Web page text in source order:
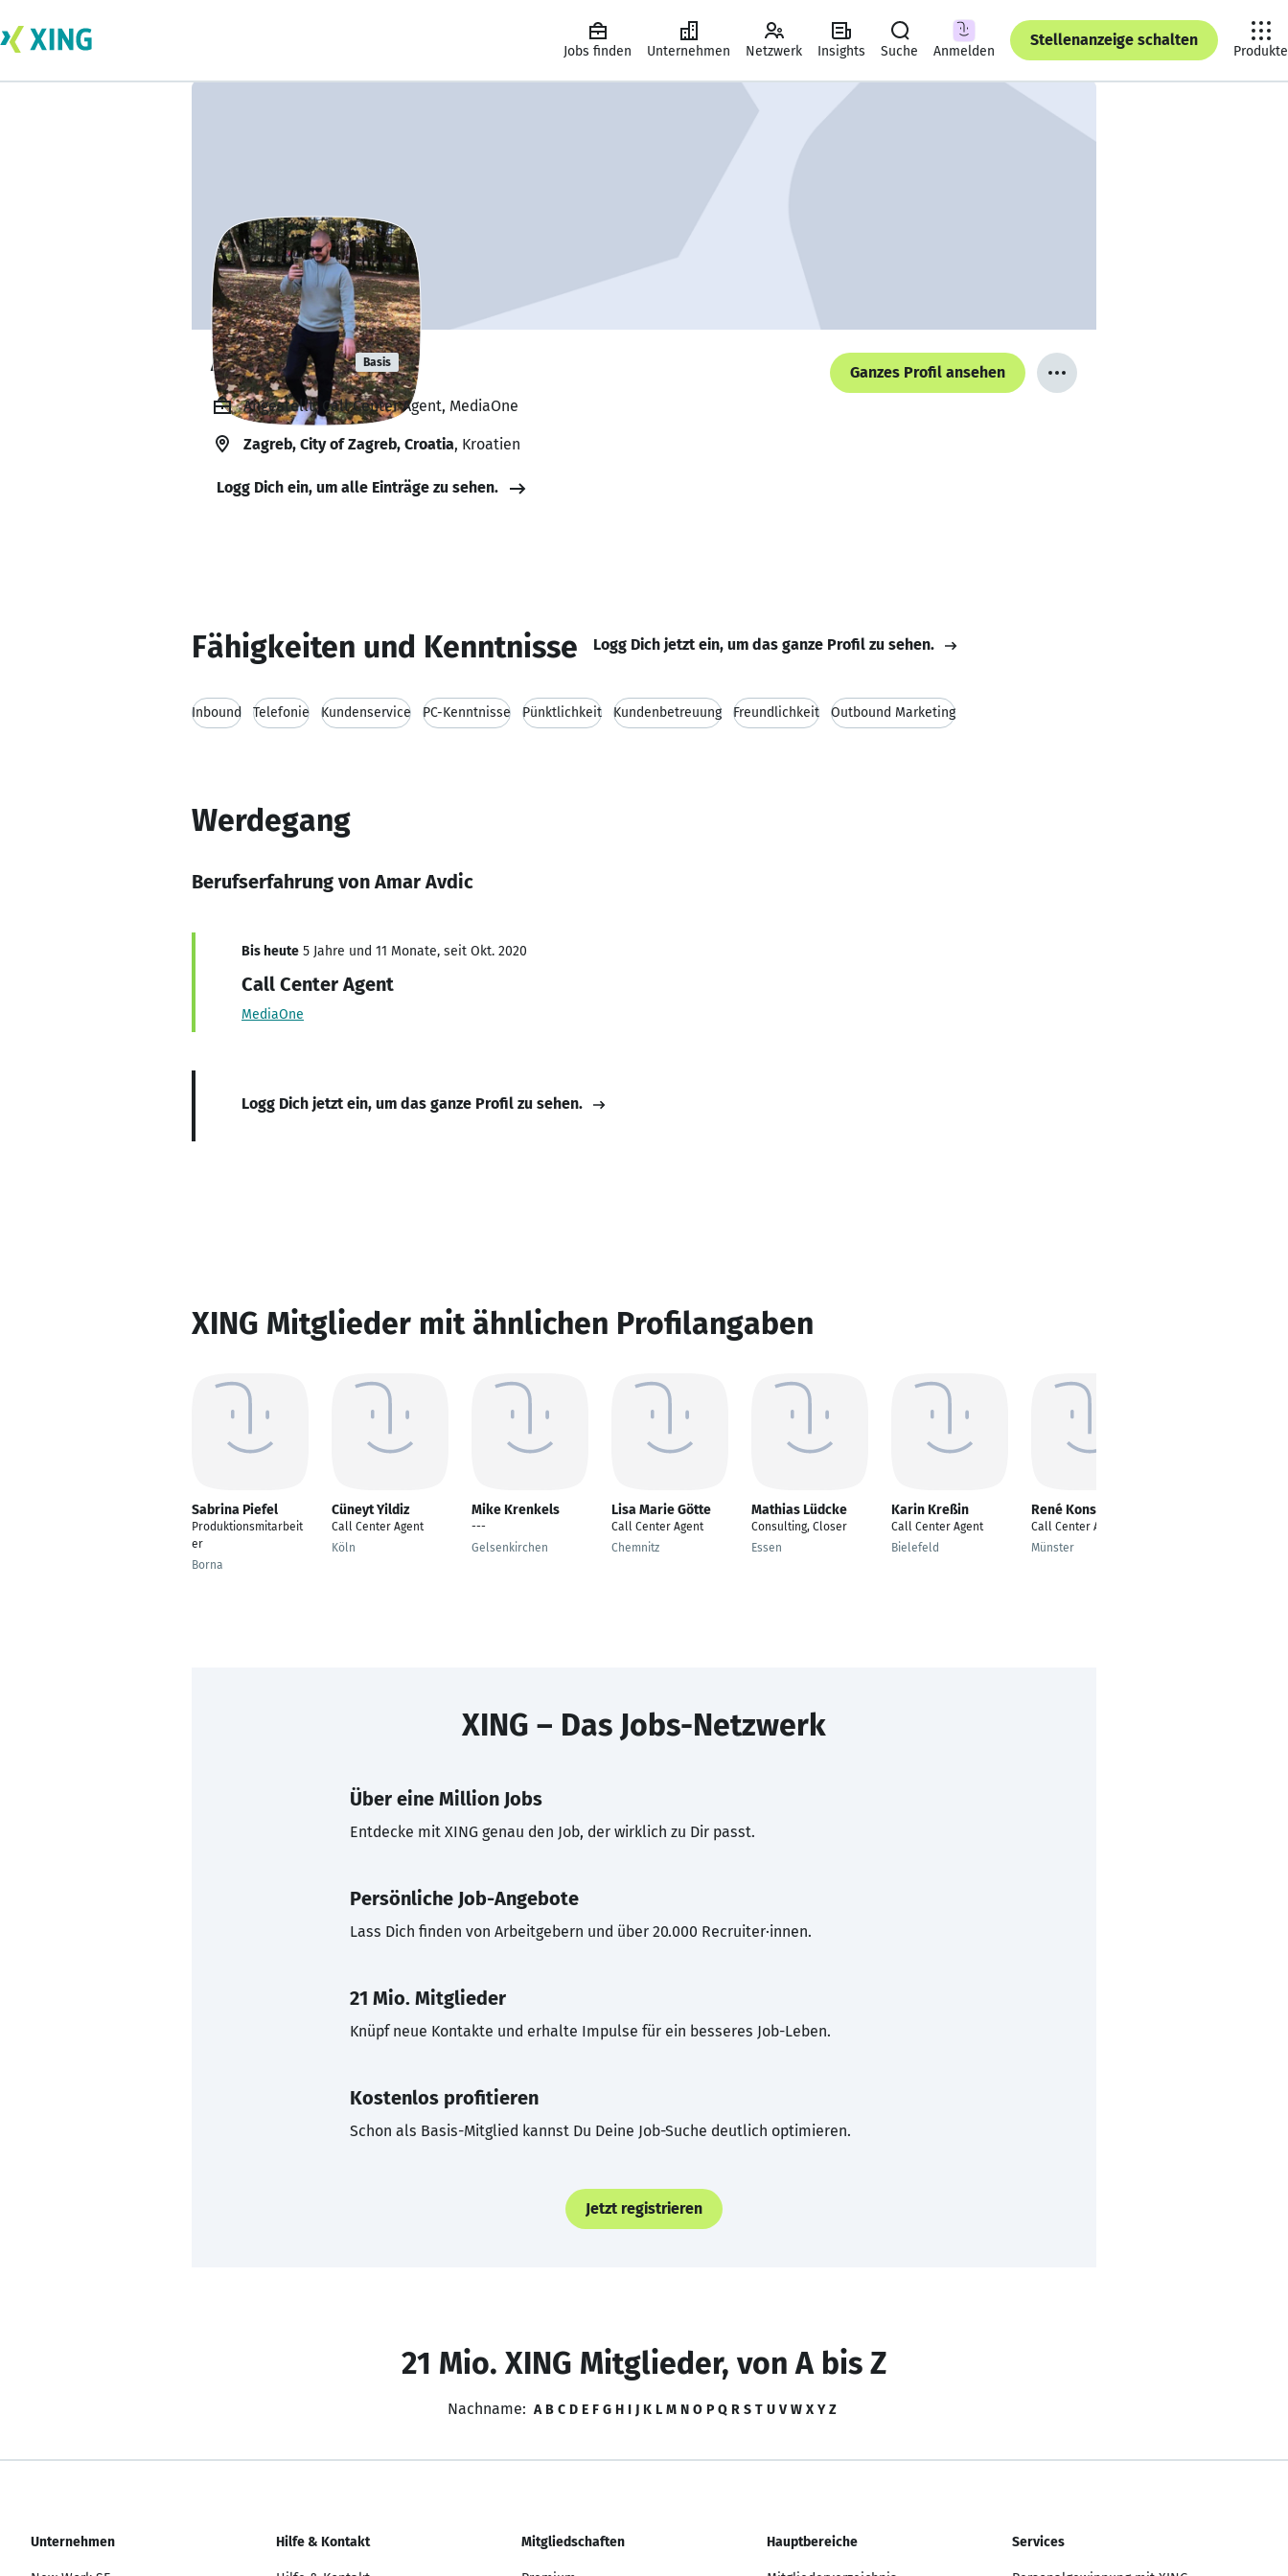
Jobs finden Unternehmen Netzwerk Insights Suche Anmelden
Stellenanzeige schalten
Produkte
Amar Avdic Basis
Ganzes Profil ansehen
Angestellt, Call Center Agent, MediaOne
Zagreb, City of Zagreb, Croatia, Kroatien
Logg Dich ein, um alle Einträge zu sehen.
Fähigkeiten und Kenntnisse Logg Dich jetzt ein, um das ganze Profil zu sehen.
Inbound Telefonie Kundenservice PC-Kenntnisse Pünktlichkeit Kundenbetreuung Freundlichkeit Outbound Marketing
Werdegang
Berufserfahrung von Amar Avdic
Bis heute 5 Jahre und 11 Monate, seit Okt. 2020
Call Center Agent
MediaOne
Logg Dich jetzt ein, um das ganze Profil zu sehen.
XING Mitglieder mit ähnlichen Profilangaben
Sabrina Piefel
Produktionsmitarbeit
er
Borna
Cüneyt Yildiz
Call Center Agent
Köln
Mike Krenkels
---
Gelsenkirchen
Lisa Marie Götte
Call Center Agent
Chemnitz
Mathias Lüdcke
Consulting, Closer
Essen
Karin Kreßin
Call Center Agent
Bielefeld
René Konscholke
Call Center Agent
Münster
XING – Das Jobs-Netzwerk
Über eine Million Jobs
Entdecke mit XING genau den Job, der wirklich zu Dir passt.
Persönliche Job-Angebote
Lass Dich finden von Arbeitgebern und über 20.000 Recruiter·innen.
21 Mio. Mitglieder
Knüpf neue Kontakte und erhalte Impulse für ein besseres Job-Leben.
Kostenlos profitieren
Schon als Basis-Mitglied kannst Du Deine Job-Suche deutlich optimieren.
Jetzt registrieren
21 Mio. XING Mitglieder, von A bis Z
Nachname: A B C D E F G H I J K L M N O P Q R S T U V W X Y Z
Unternehmen Hilfe & Kontakt Mitgliedschaften Hauptbereiche Services